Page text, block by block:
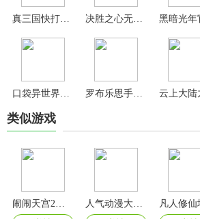
真三国快打官方正版
类似游戏